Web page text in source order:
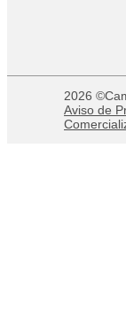
2026
Aviso de